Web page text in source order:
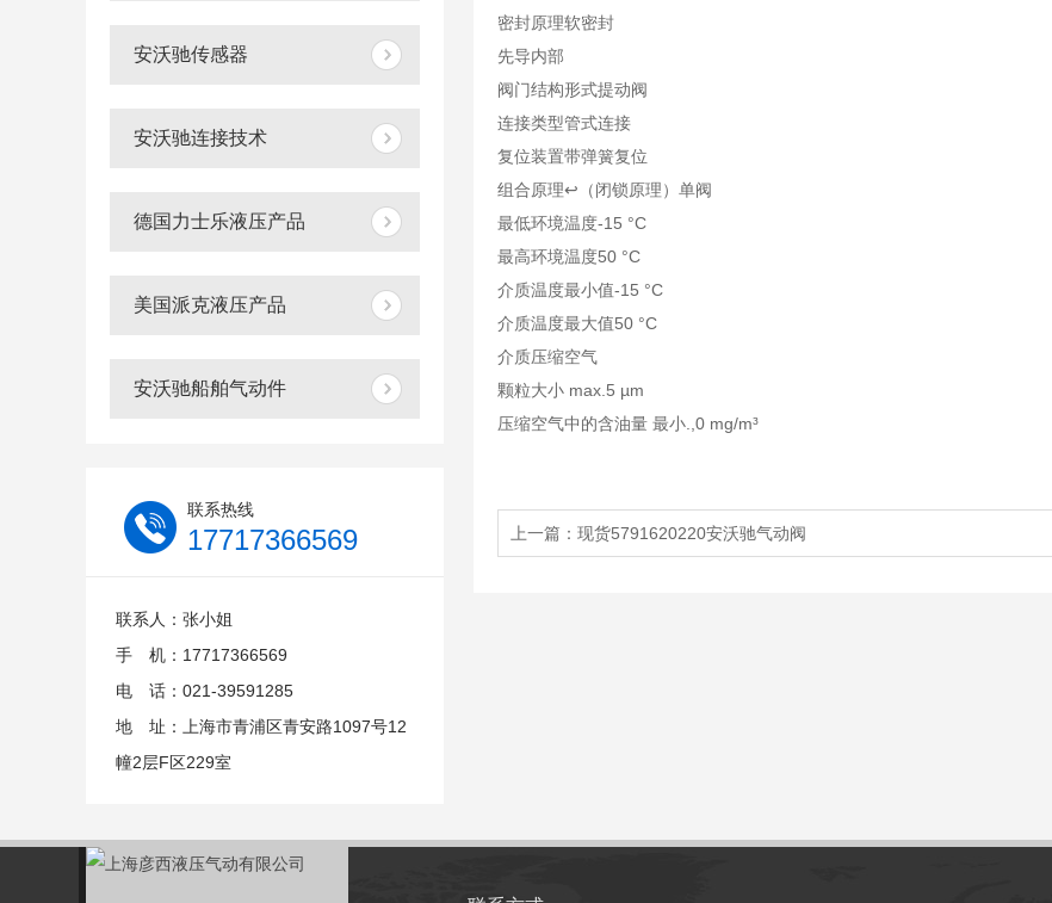
安沃驰传感器
安沃驰连接技术
德国力士乐液压产品
美国派克液压产品
安沃驰船舶气动件
联系热线
17717366569
联系人：张小姐
手 机：17717366569
电 话：021-39591285
地 址：上海市青浦区青安路1097号12
幢2层F区229室
密封原理软密封
先导内部
阀门结构形式提动阀
连接类型管式连接
复位装置带弹簧复位
组合原理↩（闭锁原理）单阀
最低环境温度-15 °C
最高环境温度50 °C
介质温度最小值-15 °C
介质温度最大值50 °C
介质压缩空气
颗粒大小 max.5 µm
压缩空气中的含油量 最小.,0 mg/m³
上一篇： 现货5791620220安沃驰气动阀